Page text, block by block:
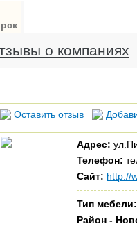
о компаниях
Оставить отзыв
Адрес:
Телефон:
Сайт: http://
Тип мебели:
Район -